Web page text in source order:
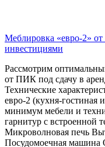
Меблировка «евро-2»
инвестициями
Рассмотрим
от ПИК под сдачу в
Технические
евро-2 (кухня-гостиная
минимум мебели и
гарнитур с встроенной
Микроволновая печь
Посудомоечная машина